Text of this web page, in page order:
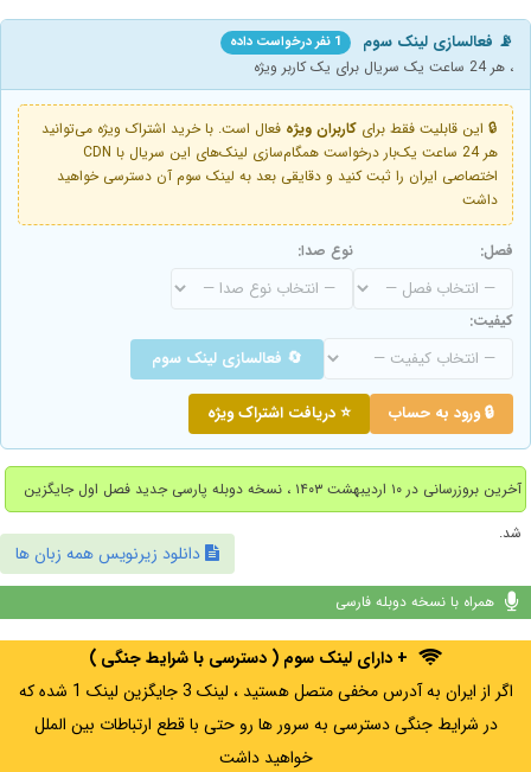
📡 فعالسازی لینک سوم 1 نفر درخواست داده
، هر 24 ساعت یک سریال برای یک کاربر ویژه
🔒 این قابلیت فقط برای کاربران ویژه فعال است. با خرید اشتراک ویژه می‌توانید
هر 24 ساعت یک‌بار درخواست همگام‌سازی لینک‌های این سریال با CDN
اختصاصی ایران را ثبت کنید و دقایقی بعد به لینک سوم آن دسترسی خواهید
داشت
فصل: نوع صدا:
کیفیت:
🔄 فعالسازی لینک سوم
🔒 ورود به حساب ⭐ دریافت اشتراک ویژه
آخرین بروزرسانی در ۱۰ اردیبهشت ۱۴۰۳ ، نسخه دوبله پارسی جدید فصل اول جایگزین
شد.
دانلود زیرنویس همه زبان ها
همراه با نسخه دوبله فارسی
+ دارای لینک سوم ( دسترسی با شرایط جنگی )
اگر از ایران به آدرس مخفی متصل هستید ، لینک 3 جایگزین لینک 1 شده که
در شرایط جنگی دسترسی به سرور ها رو حتی با قطع ارتباطات بین الملل
خواهید داشت